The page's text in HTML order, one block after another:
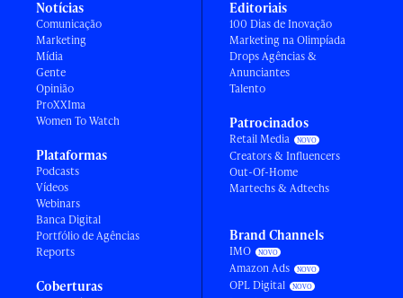
Notícias
Comunicação
Marketing
Mídia
Gente
Opinião
ProXXIma
Women To Watch
Plataformas
Podcasts
Vídeos
Webinars
Banca Digital
Portfólio de Agências
Reports
Coberturas
Editoriais
100 Dias de Inovação
Marketing na Olimpíada
Drops Agências &
Anunciantes
Talento
Patrocinados
Retail Media
Creators & Influencers
Out-Of-Home
Martechs & Adtechs
Brand Channels
IMO
Amazon Ads
OPL Digital